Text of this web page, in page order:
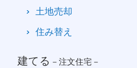
土地売却
住み替え
建てる －注文住宅－